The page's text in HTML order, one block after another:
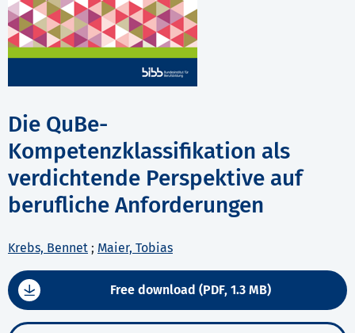
Die QuBe-
Kompetenzklassifikation als
verdichtende Perspektive auf
berufliche Anforderungen
Krebs, Bennet ; Maier, Tobias
Free download (PDF, 1.3 MB)